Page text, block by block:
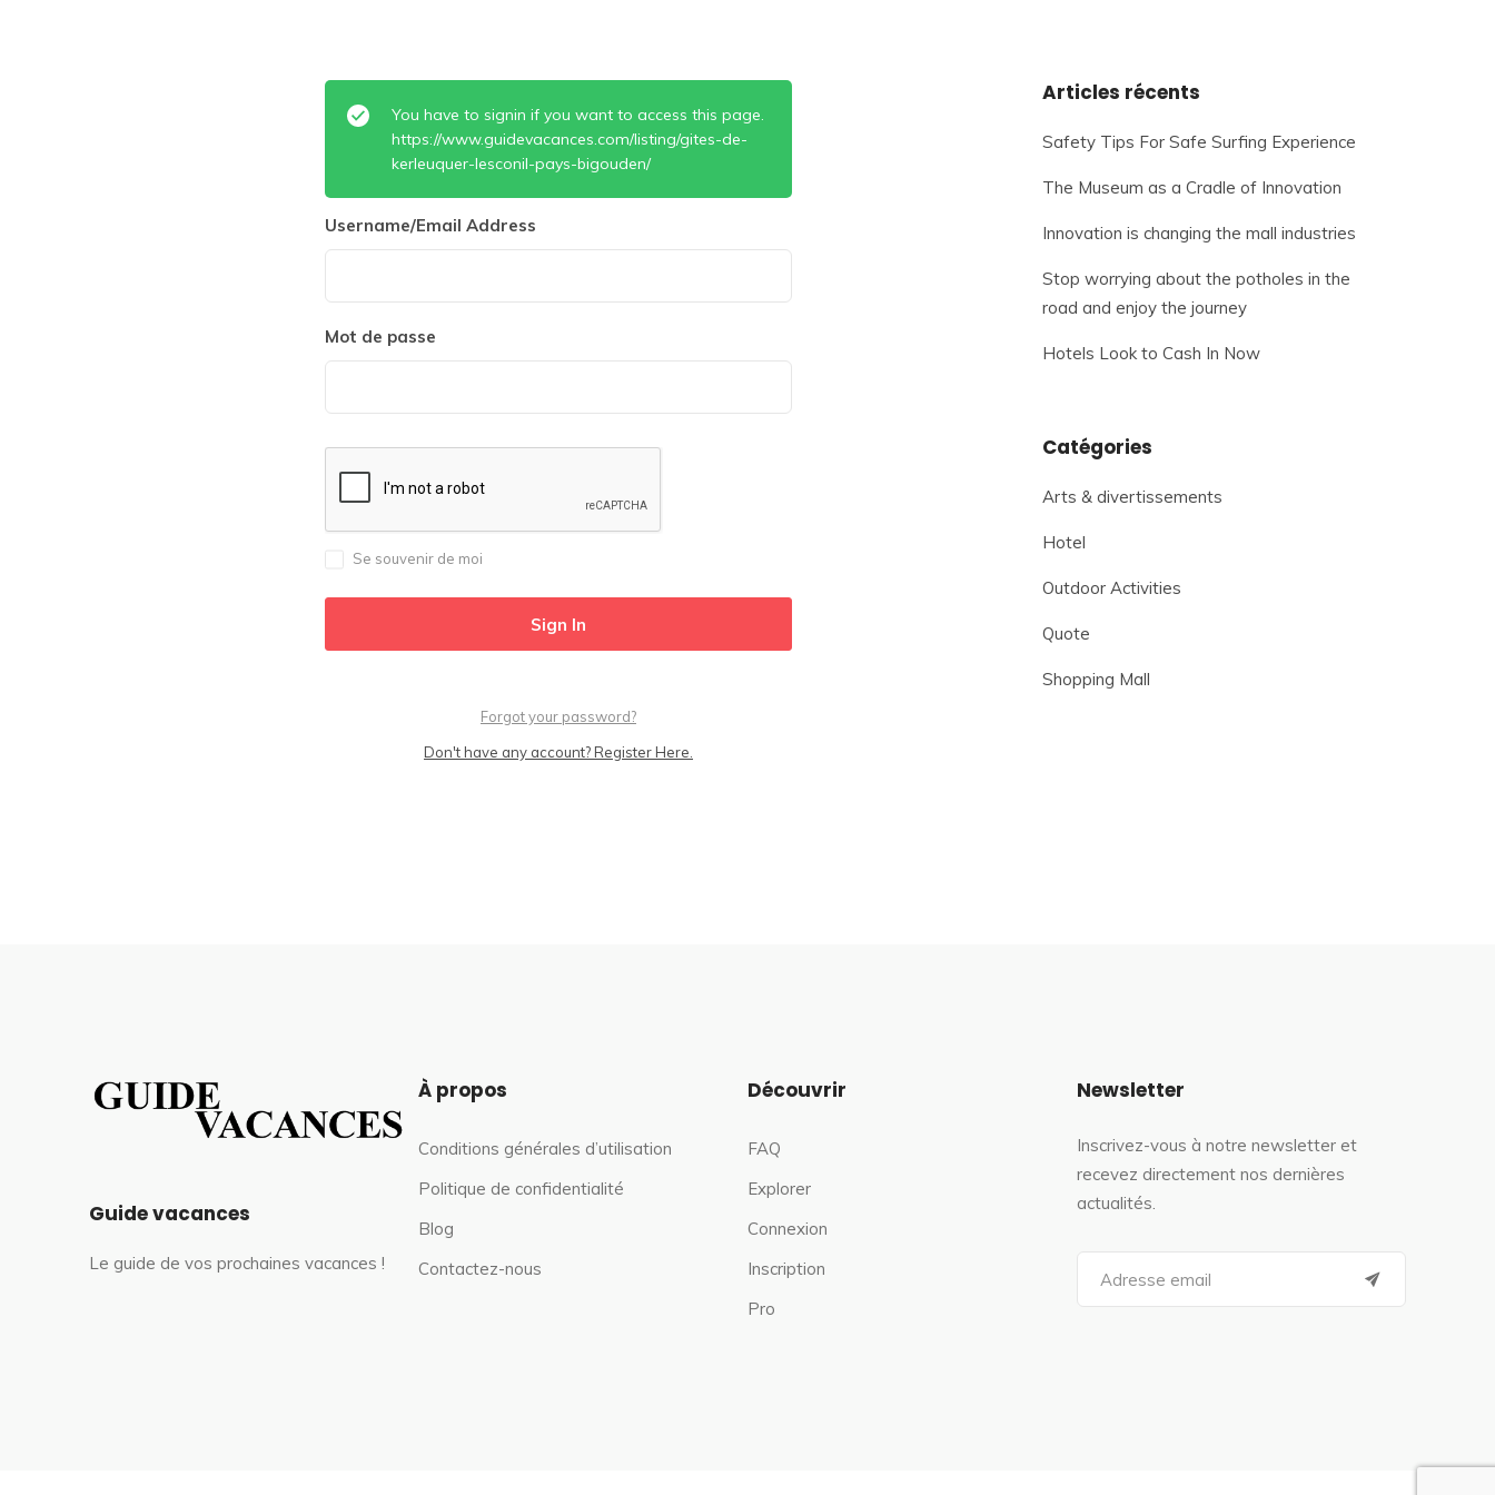
You have to signin if you want to access this page.
https://www.guidevacances.com/listing/gites-de-
kerleuquer-lesconil-pays-bigouden/
Username/Email Address
Mot de passe
Se souvenir de moi
Forgot your password?
Don't have any account? Register Here.
Articles récents
Safety Tips For Safe Surfing Experience
The Museum as a Cradle of Innovation
Innovation is changing the mall industries
Stop worrying about the potholes in the
road and enjoy the journey
Hotels Look to Cash In Now
Catégories
Arts & divertissements
Hotel
Outdoor Activities
Quote
Shopping Mall
Guide vacances
Le guide de vos prochaines vacances !
À propos
Conditions générales d’utilisation
Politique de confidentialité
Blog
Contactez-nous
Découvrir
FAQ
Explorer
Connexion
Inscription
Pro
Newsletter
Inscrivez-vous à notre newsletter et
recevez directement nos dernières
actualités.
a